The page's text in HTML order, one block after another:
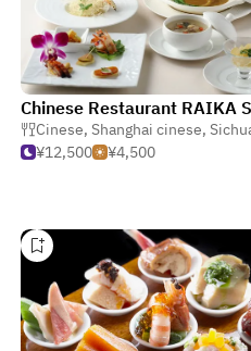
Cinese, Shanghai cinese, Sichuan
¥12,500
¥4,500